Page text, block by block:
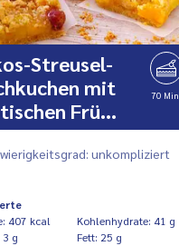
Streusel-
mit
Frü…
70 Min.
unkompliziert
Energie: 407 kcal
Eiweiß: 3 g
Kohlenhydrate: 41 g
Fett: 25 g